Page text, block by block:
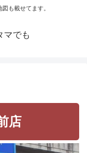
も載せてます。
マでも
店